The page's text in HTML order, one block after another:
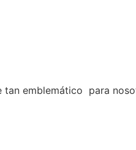
emblemático para